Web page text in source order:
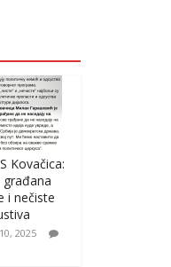
Kovačica:
građana
i nečiste
2025